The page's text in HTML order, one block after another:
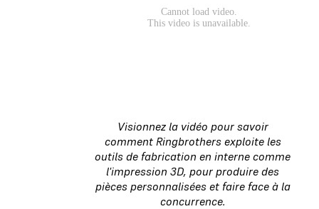
Visionnez la vidéo pour savoir
comment Ringbrothers exploite les
outils de fabrication en interne comme
l'impression 3D, pour produire des
pièces personnalisées et faire face à la
concurrence.